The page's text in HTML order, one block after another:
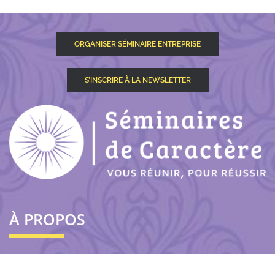
ORGANISER SÉMINAIRE ENTREPRISE
S’INSCRIRE À LA NEWSLETTER
À PROPOS